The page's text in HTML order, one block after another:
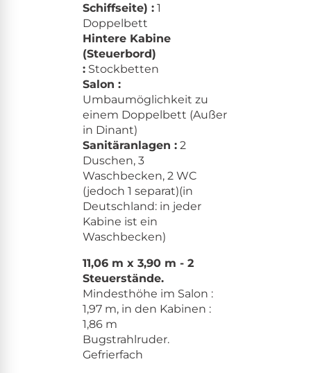
Schiffseite) :1
Doppelbett
Hintere Kabine
(Steuerbord)
:Stockbetten
Salon :
Umbaumöglichkeit zu
einem Doppelbett (Außer
in Dinant)
Sanitäranlagen :2
Duschen, 3
Waschbecken, 2 WC
(jedoch 1 separat)(in
Deutschland: in jeder
Kabine ist ein
Waschbecken)
11,06 m x 3,90 m - 2
Steuerstände.
Mindesthöhe im Salon :
1,97 m, in den Kabinen :
1,86 m
Bugstrahlruder.
Gefrierfach